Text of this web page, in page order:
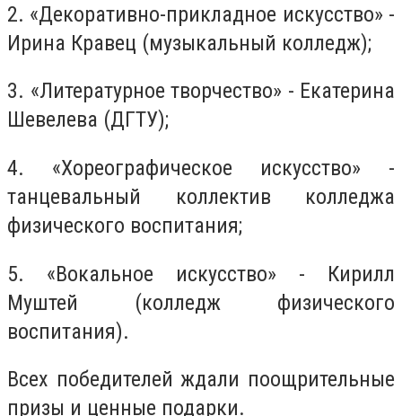
2. «Декоративно-прикладное искусство» -
Ирина Кравец (музыкальный колледж);
3. «Литературное творчество» - Екатерина
Шевелева (ДГТУ);
4. «Хореографическое искусство» -
танцевальный коллектив колледжа
физического воспитания;
5. «Вокальное искусство» - Кирилл
Муштей (колледж физического
воспитания).
Всех победителей ждали поощрительные
призы и ценные подарки.